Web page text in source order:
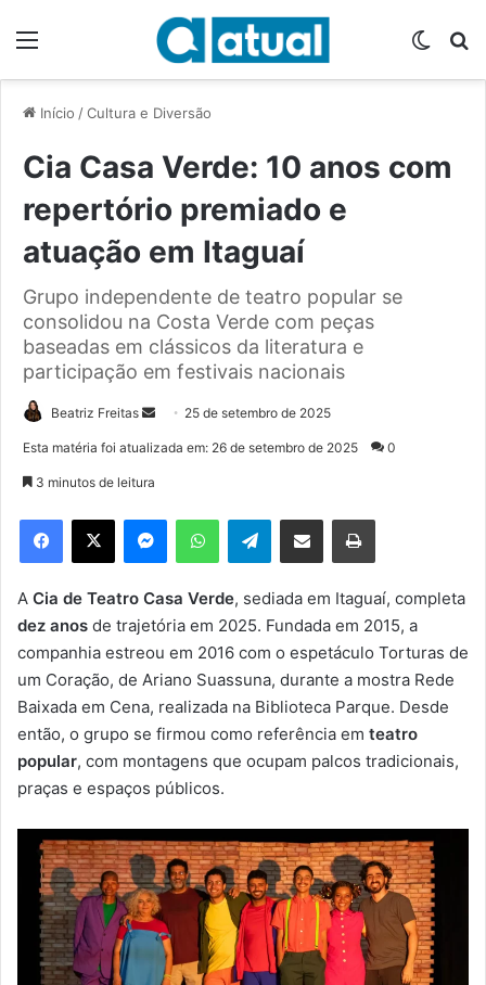
Início /Cultura e Diversão
Cia Casa Verde: 10 anos com
repertório premiado e
atuação em Itaguaí
Grupo independente de teatro popular se
consolidou na Costa Verde com peças
baseadas em clássicos da literatura e
participação em festivais nacionais
Beatriz Freitas
e
m
e
-
m
a
25 de setembro de 2025
Esta matéria foi atualizada em: 26 de setembro de 2025 0
3 minutos de leitura
Telegram
A Cia de Teatro Casa Verde, sediada em Itaguaí, completa
dez anos de trajetória em 2025. Fundada em 2015, a
companhia estreou em 2016 com o espetáculo Torturas de
um Coração, de Ariano Suassuna, durante a mostra Rede
Baixada em Cena, realizada na Biblioteca Parque. Desde
então, o grupo se firmou como referência em teatro
popular, com montagens que ocupam palcos tradicionais,
praças e espaços públicos.